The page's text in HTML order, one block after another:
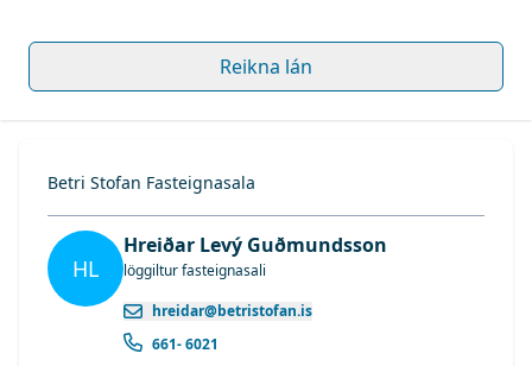
Reikna lán
Betri Stofan Fasteignasala
HL
Hreiðar Levý Guðmundsson
löggiltur fasteignasali
hreidar@betristofan.is
661- 6021